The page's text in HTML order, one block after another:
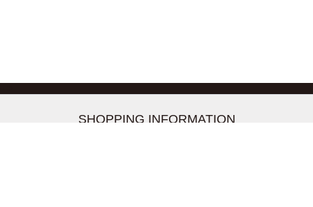
SHOPPING INFORMATION